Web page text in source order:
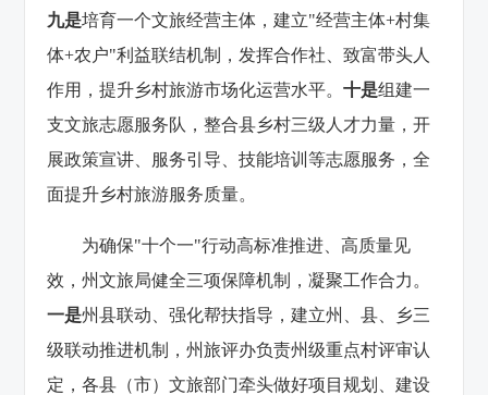
九是培育一个文旅经营主体，建立"经营主体+村集
体+农户"利益联结机制，发挥合作社、致富带头人
作用，提升乡村旅游市场化运营水平。十是组建一
支文旅志愿服务队，整合县乡村三级人才力量，开
展政策宣讲、服务引导、技能培训等志愿服务，全
面提升乡村旅游服务质量。
为确保"十个一"行动高标准推进、高质量见
效，州文旅局健全三项保障机制，凝聚工作合力。
一是州县联动、强化帮扶指导，建立州、县、乡三
级联动推进机制，州旅评办负责州级重点村评审认
定，各县（市）文旅部门牵头做好项目规划、建设